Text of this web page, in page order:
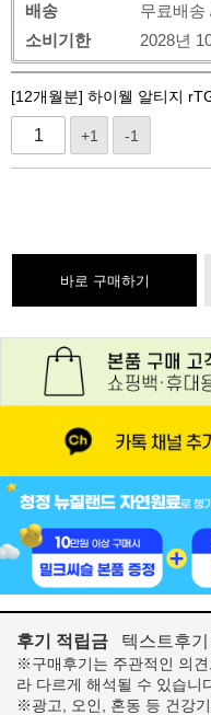
배송
무료배송
소비기한
2028년
[12개월분] 하이웰 알티지
+1 -1
바로 구매하기
후기 적립금 텍스트후기
※구매후기는 주관적인 의
라 다르게 해석될 수 있습니
※광고, 오인, 혼동 등 건강